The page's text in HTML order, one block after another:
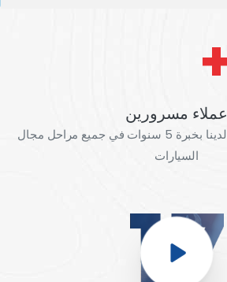
عملاء مسرورين
يتمتع قسم المهندسين لدينا بخبرة 5 سنوات في جميع مراحل مجال
السيارات